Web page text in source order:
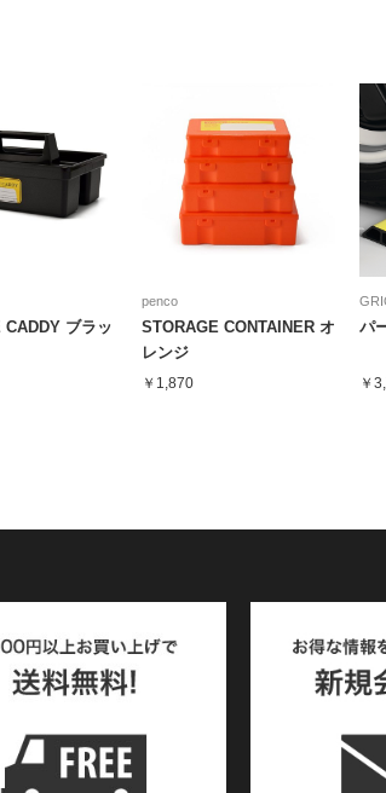
CADDY ブラッ
penco
STORAGE CONTAINER オ
レンジ
￥1,870
パ
￥